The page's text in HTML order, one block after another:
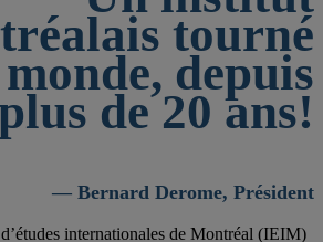
tourné
depuis
de 20 ans!
— Bernard Derome, Président
internationales de Montréal (IEIM)